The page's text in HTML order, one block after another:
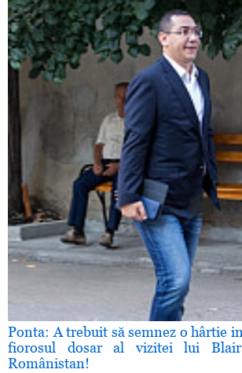
Ponta: A trebuit să semnez o hârtie
fiorosul dosar al vizitei lui
Românistan!